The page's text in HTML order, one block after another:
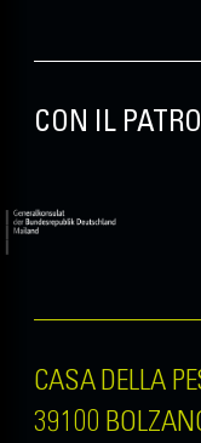
CON IL
CASA DELLA
39100